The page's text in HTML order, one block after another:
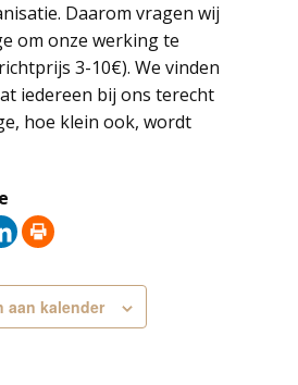
Daarom vragen wij
om onze werking te
3-10€). We vinden
iedereen bij ons terecht
hoe klein ook, wordt
aan kalender